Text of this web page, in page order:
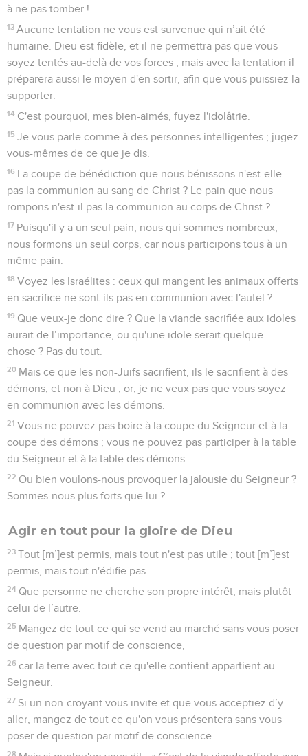
à ne pas tomber !
13 Aucune tentation ne vous est survenue qui n’ait été
humaine. Dieu est fidèle, et il ne permettra pas que vous
soyez tentés au-delà de vos forces ; mais avec la tentation il
préparera aussi le moyen d'en sortir, afin que vous puissiez la
supporter.
14 C'est pourquoi, mes bien-aimés, fuyez l'idolâtrie.
15 Je vous parle comme à des personnes intelligentes ; jugez
vous-mêmes de ce que je dis.
16 La coupe de bénédiction que nous bénissons n'est-elle
pas la communion au sang de Christ ? Le pain que nous
rompons n'est-il pas la communion au corps de Christ ?
17 Puisqu'il y a un seul pain, nous qui sommes nombreux,
nous formons un seul corps, car nous participons tous à un
même pain.
18 Voyez les Israélites : ceux qui mangent les animaux offerts
en sacrifice ne sont-ils pas en communion avec l'autel ?
19 Que veux-je donc dire ? Que la viande sacrifiée aux idoles
aurait de l’importance, ou qu'une idole serait quelque
chose ? Pas du tout.
20 Mais ce que les non-Juifs sacrifient, ils le sacrifient à des
démons, et non à Dieu ; or, je ne veux pas que vous soyez
en communion avec les démons.
21 Vous ne pouvez pas boire à la coupe du Seigneur et à la
coupe des démons ; vous ne pouvez pas participer à la table
du Seigneur et à la table des démons.
22 Ou bien voulons-nous provoquer la jalousie du Seigneur ?
Sommes-nous plus forts que lui ?
Agir en tout pour la gloire de Dieu
23 Tout [m’]est permis, mais tout n'est pas utile ; tout [m’]est
permis, mais tout n'édifie pas.
24 Que personne ne cherche son propre intérêt, mais plutôt
celui de l’autre.
25 Mangez de tout ce qui se vend au marché sans vous poser
de question par motif de conscience,
26 car la terre avec tout ce qu'elle contient appartient au
Seigneur.
27 Si un non-croyant vous invite et que vous acceptiez d’y
aller, mangez de tout ce qu'on vous présentera sans vous
poser de question par motif de conscience.
28